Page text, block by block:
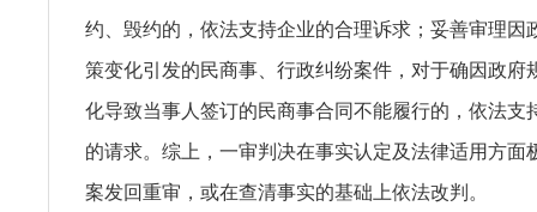
约、毁约的，依法支持企业的合理诉求；妥善审理因
策变化引发的民商事、行政纠纷案件，对于确因政府
化导致当事人签订的民商事合同不能履行的，依法支
的请求。综上，一审判决在事实认定及法律适用方面
案发回重审，或在查清事实的基础上依法改判。